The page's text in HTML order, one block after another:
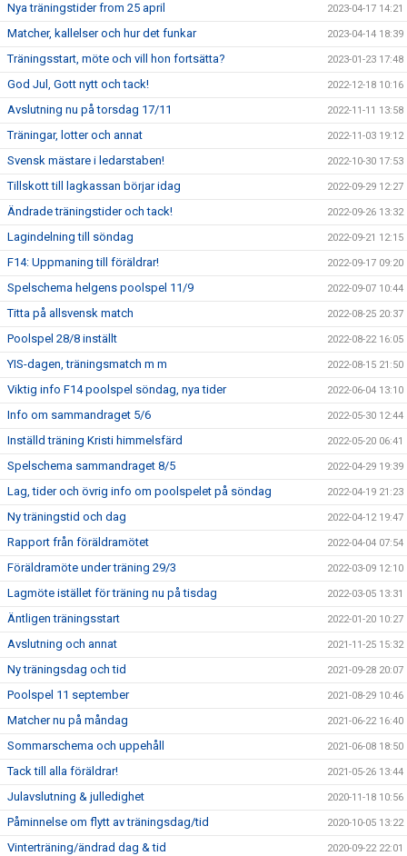
Nya träningstider from 25 april 2023-04-17 14:21
Matcher, kallelser och hur det funkar 2023-04-14 18:39
Träningsstart, möte och vill hon fortsätta? 2023-01-23 17:48
God Jul, Gott nytt och tack! 2022-12-18 10:16
Avslutning nu på torsdag 17/11 2022-11-11 13:58
Träningar, lotter och annat 2022-11-03 19:12
Svensk mästare i ledarstaben! 2022-10-30 17:53
Tillskott till lagkassan börjar idag 2022-09-29 12:27
Ändrade träningstider och tack! 2022-09-26 13:32
Lagindelning till söndag 2022-09-21 12:15
F14: Uppmaning till föräldrar! 2022-09-17 09:20
Spelschema helgens poolspel 11/9 2022-09-07 10:44
Titta på allsvensk match 2022-08-25 20:37
Poolspel 28/8 inställt 2022-08-22 16:05
YIS-dagen, träningsmatch m m 2022-08-15 21:50
Viktig info F14 poolspel söndag, nya tider 2022-06-04 13:10
Info om sammandraget 5/6 2022-05-30 12:44
Inställd träning Kristi himmelsfärd 2022-05-20 06:41
Spelschema sammandraget 8/5 2022-04-29 19:39
Lag, tider och övrig info om poolspelet på söndag 2022-04-19 21:23
Ny träningstid och dag 2022-04-12 19:47
Rapport från föräldramötet 2022-04-04 07:54
Föräldramöte under träning 29/3 2022-03-09 12:10
Lagmöte istället för träning nu på tisdag 2022-03-05 13:31
Äntligen träningsstart 2022-01-20 10:27
Avslutning och annat 2021-11-25 15:32
Ny träningsdag och tid 2021-09-28 20:07
Poolspel 11 september 2021-08-29 10:46
Matcher nu på måndag 2021-06-22 16:40
Sommarschema och uppehåll 2021-06-08 18:50
Tack till alla föräldrar! 2021-05-26 13:44
Julavslutning & julledighet 2020-11-18 10:56
Påminnelse om flytt av träningsdag/tid 2020-10-05 13:22
Vinterträning/ändrad dag & tid 2020-09-22 22:01